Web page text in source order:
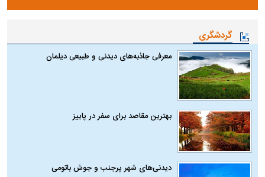
گردشگری
معرفی جاذبه‌های دیدنی و طبیعی دیلمان
بهترین مقاصد برای سفر در پاییز
دیدنی‌های شهر پرجنب و جوش باتومی